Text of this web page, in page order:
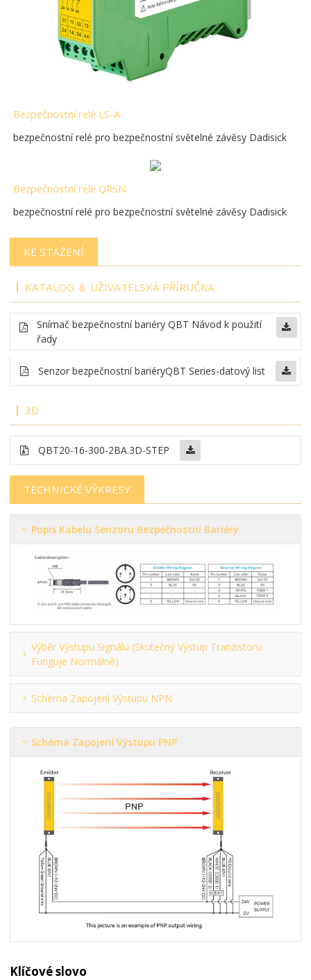
Bezpečnostní relé LS-A
bezpečnostní relé pro bezpečnostní světelné závěsy Dadisick
Bezpečnostní relé QRSN
bezpečnostní relé pro bezpečnostní světelné závěsy Dadisick
KE STAŽENÍ
KATALOG ＆ UŽIVATELSKÁ PŘÍRUČKA
Snímač bezpečnostní bariéry QBT Návod k použití
řady
Senzor bezpečnostní bariéryQBT Series-datový list
3D
QBT20-16-300-2BA.3D-STEP
TECHNICKÉ VÝKRESY
Popis Kabelu Senzoru Bezpečnostní Bariéry
Výběr Výstupu Signálu (skutečný Výstup Tranzistoru
Funguje Normálně)
Schéma Zapojení Výstupu NPN
Schéma Zapojení Výstupu PNP
Klíčové slovo